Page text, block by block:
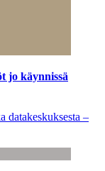
jo käynnissä
–